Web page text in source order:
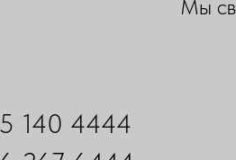
Мы
140 4444